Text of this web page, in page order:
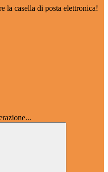
la casella di posta elettronica!